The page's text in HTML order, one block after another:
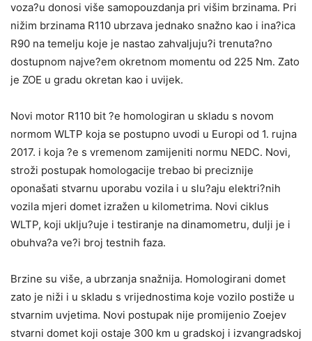
voza?u donosi više samopouzdanja pri višim brzinama. Pri
nižim brzinama R110 ubrzava jednako snažno kao i ina?ica
R90 na temelju koje je nastao zahvaljuju?i trenuta?no
dostupnom najve?em okretnom momentu od 225 Nm. Zato
je ZOE u gradu okretan kao i uvijek.
Novi motor R110 bit ?e homologiran u skladu s novom
normom WLTP koja se postupno uvodi u Europi od 1. rujna
2017. i koja ?e s vremenom zamijeniti normu NEDC. Novi,
stroži postupak homologacije trebao bi preciznije
oponašati stvarnu uporabu vozila i u slu?aju elektri?nih
vozila mjeri domet izražen u kilometrima. Novi ciklus
WLTP, koji uklju?uje i testiranje na dinamometru, dulji je i
obuhva?a ve?i broj testnih faza.
Brzine su više, a ubrzanja snažnija. Homologirani domet
zato je niži i u skladu s vrijednostima koje vozilo postiže u
stvarnim uvjetima. Novi postupak nije promijenio Zoejev
stvarni domet koji ostaje 300 km u gradskoj i izvangradskoj